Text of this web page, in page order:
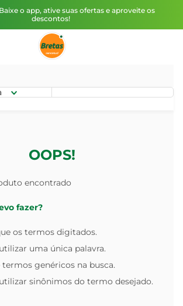
o app, ative suas ofertas e aproveite os
descontos!
OOPS!
encontrado
fazer?
os termos digitados.
uma única palavra.
termos genéricos na busca.
sinônimos do termo desejado.